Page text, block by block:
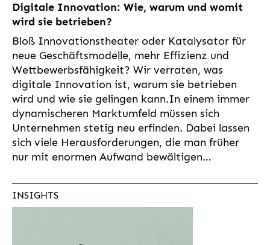
Digitale Innovation: Wie, warum und womit
wird sie betrieben?
Bloß Innovationstheater oder Katalysator für
neue Geschäftsmodelle, mehr Effizienz und
Wettbewerbsfähigkeit? Wir verraten, was
digitale Innovation ist, warum sie betrieben
wird und wie sie gelingen kann.In einem immer
dynamischeren Marktumfeld müssen sich
Unternehmen stetig neu erfinden. Dabei lassen
sich viele Herausforderungen, die man früher
nur mit enormen Aufwand bewältigen…
INSIGHTS